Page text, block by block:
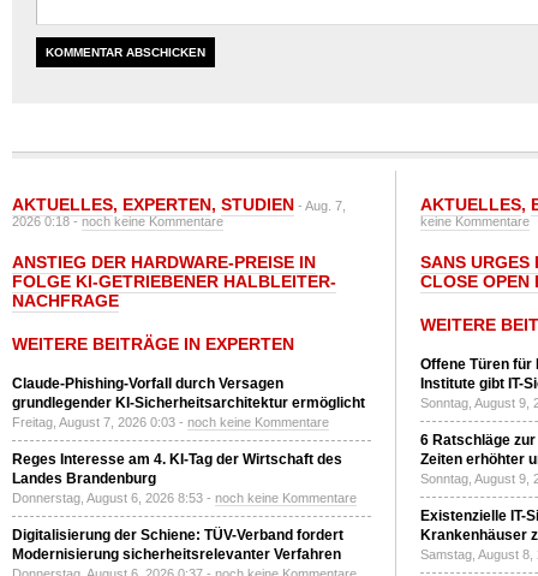
AKTUELLES, EXPERTEN, STUDIEN - Aug. 7,
2026 0:18 -noch keine Kommentare
ANSTIEG DER HARDWARE-PREISE IN
FOLGE KI-GETRIEBENER HALBLEITER-
NACHFRAGE
WEITERE BEITRÄGE IN EXPERTEN
Claude-Phishing-Vorfall durch Versagen
grundlegender KI-Sicherheitsarchitektur ermöglicht
Freitag, August 7, 2026 0:03 - noch keine Kommentare
Reges Interesse am 4. KI-Tag der Wirtschaft des
Landes Brandenburg
Donnerstag, August 6, 2026 8:53 - noch keine Kommentare
Digitalisierung der Schiene: TÜV-Verband fordert
Modernisierung sicherheitsrelevanter Verfahren
AKTUELLES,
keine Kommentare
SANS URGES
CLOSE OPEN
WEITERE
Offene Türen für
Institute gibt IT-
Sonntag, August 9,
6 Ratschläge
Zeiten erhöhter
Sonntag, August 9,
Existenzielle IT-
Krankenhäuser
Samstag, August